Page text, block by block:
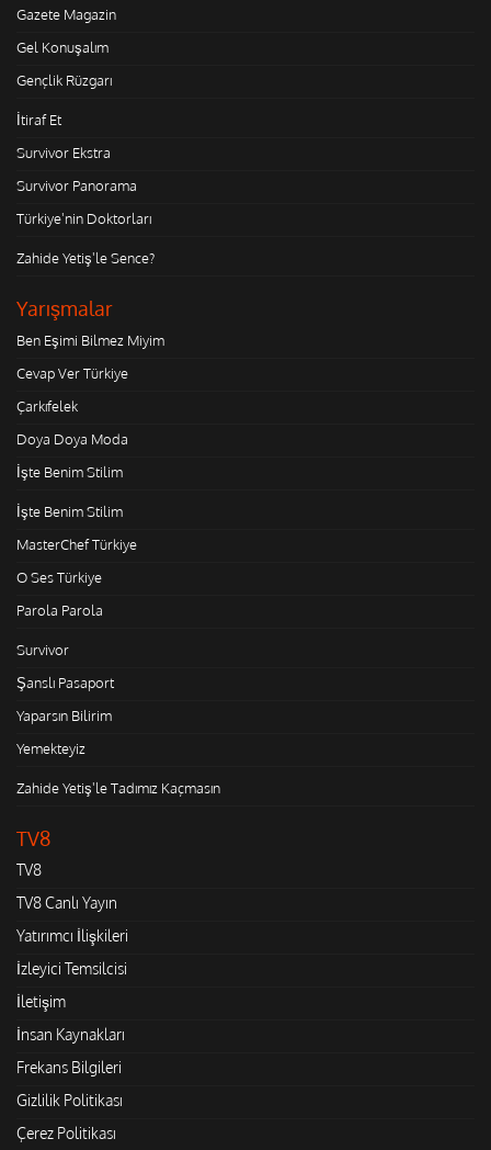
Gazete Magazin
Gel Konuşalım
Gençlik Rüzgarı
İtiraf Et
Survivor Ekstra
Survivor Panorama
Türkiye'nin Doktorları
Zahide Yetiş'le Sence?
Yarışmalar
Ben Eşimi Bilmez Miyim
Cevap Ver Türkiye
Çarkıfelek
Doya Doya Moda
İşte Benim Stilim
İşte Benim Stilim
MasterChef Türkiye
O Ses Türkiye
Parola Parola
Survivor
Şanslı Pasaport
Yaparsın Bilirim
Yemekteyiz
Zahide Yetiş'le Tadımız Kaçmasın
TV8
TV8
TV8 Canlı Yayın
Yatırımcı İlişkileri
İzleyici Temsilcisi
İletişim
İnsan Kaynakları
Frekans Bilgileri
Gizlilik Politikası
Çerez Politikası